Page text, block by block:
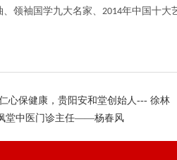
领袖国学九大名家、 2014年中国十大
心保健康，贵阳安和堂创始人--- 徐林
堂中医门诊主任——杨春风